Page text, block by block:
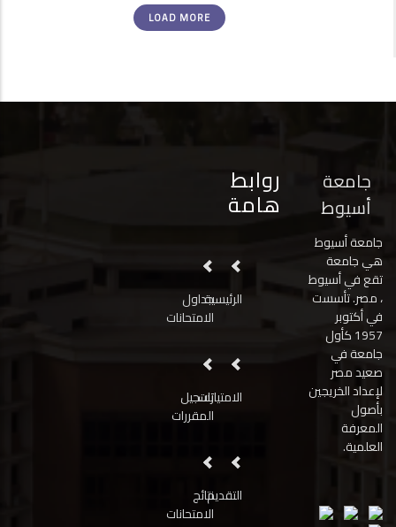
LOAD MORE
جامعة
أسيوط
جامعة أسيوط
هي جامعة
تقع في أسيوط
، مصر. تأسست
في أكتوبر
1957 كأول
جامعة في
صعيد مصر
لإعداد الخريجين
بأصول
المعرفة
العلمية.
روابط
هامة
الرئيسيةجداول
الامتحانات
الامتيازاتتسجيل
المقررات
التقديمنتائج
الامتحانات